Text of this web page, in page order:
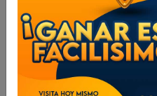
SIERRA CALADORA
REF.F0124400AA
SKU..72713030
DESCRIPCIÓN...
Potencia 400w